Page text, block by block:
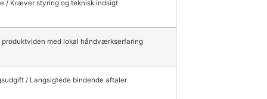
/ Kræver styring og teknisk indsigt
produktviden med lokal håndværkserfaring
/ Langsigtede bindende aftaler